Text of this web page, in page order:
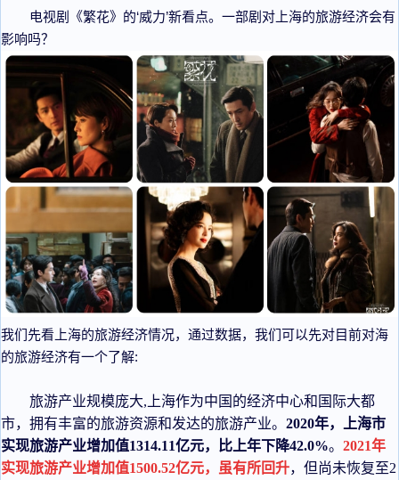
电视剧《繁花》的‘威力’新看点。一部剧对上海的旅游经济会有
影响吗？
我们先看上海的旅游经济情况，通过数据，我们可以先对目前对海
的旅游经济有一个了解:
旅游产业规模庞大,上海作为中国的经济中心和国际大都
市，拥有丰富的旅游资源和发达的旅游产业。 2020年，上海市
实现旅游产业增加值1314.11亿元，比上年下降42.0%。 2021年
实现旅游产业增加值1500.52亿元，虽有所回升，但尚未恢复至2